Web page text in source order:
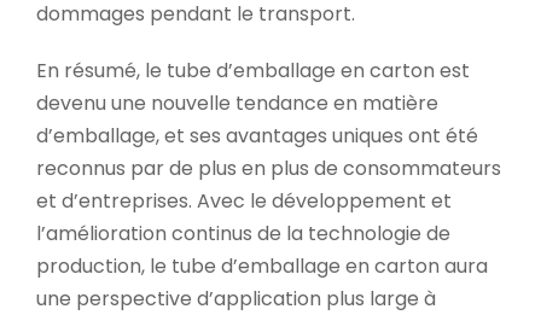
dommages pendant le transport.
En résumé, le tube d’emballage en carton est
devenu une nouvelle tendance en matière
d’emballage, et ses avantages uniques ont été
reconnus par de plus en plus de consommateurs
et d’entreprises. Avec le développement et
l’amélioration continus de la technologie de
production, le tube d’emballage en carton aura
une perspective d’application plus large à